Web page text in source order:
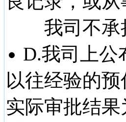
我司不
D.我司上公
以往经验的
实际审批结